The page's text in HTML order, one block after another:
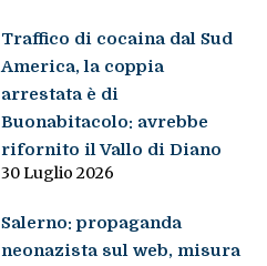
Traffico di cocaina dal Sud
America, la coppia
arrestata è di
Buonabitacolo: avrebbe
rifornito il Vallo di Diano
30 Luglio 2026
Salerno: propaganda
neonazista sul web, misura